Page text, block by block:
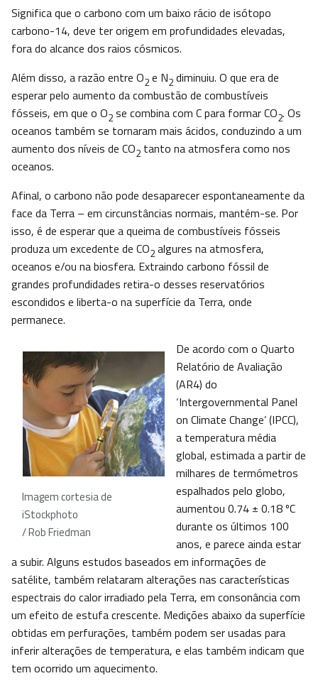
Significa que o carbono com um baixo rácio de isótopo
carbono-14, deve ter origem em profundidades elevadas,
fora do alcance dos raios cósmicos.
Além disso, a razão entre O2 e N2 diminuiu. O que era de
esperar pelo aumento da combustão de combustíveis
fósseis, em que o O2 se combina com C para formar CO2. Os
oceanos também se tornaram mais ácidos, conduzindo a um
aumento dos níveis de CO2 tanto na atmosfera como nos
oceanos.
Afinal, o carbono não pode desaparecer espontaneamente da
face da Terra – em circunstâncias normais, mantém-se. Por
isso, é de esperar que a queima de combustíveis fósseis
produza um excedente de CO2 algures na atmosfera,
oceanos e/ou na biosfera. Extraindo carbono fóssil de
grandes profundidades retira-o desses reservatórios
escondidos e liberta-o na superfície da Terra, onde
permanece.
Imagem cortesia de
iStockphoto
/ Rob Friedman
De acordo com o Quarto
Relatório de Avaliação
(AR4) do
‘Intergovernmental Panel
on Climate Change’ (IPCC),
a temperatura média
global, estimada a partir de
milhares de termómetros
espalhados pelo globo,
aumentou 0.74 ± 0.18 ºC
durante os últimos 100
anos, e parece ainda estar
a subir. Alguns estudos baseados em informações de
satélite, também relataram alterações nas características
espectrais do calor irradiado pela Terra, em consonância com
um efeito de estufa crescente. Medições abaixo da superfície
obtidas em perfurações, também podem ser usadas para
inferir alterações de temperatura, e elas também indicam que
tem ocorrido um aquecimento.